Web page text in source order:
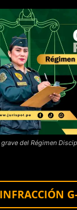
del Régimen
INFRACCIÓN